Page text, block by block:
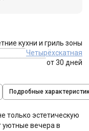
кухни и гриль зоны
Четырёхскатная
от 30 дней
Подробные
только эстетическую
уютные вечера в